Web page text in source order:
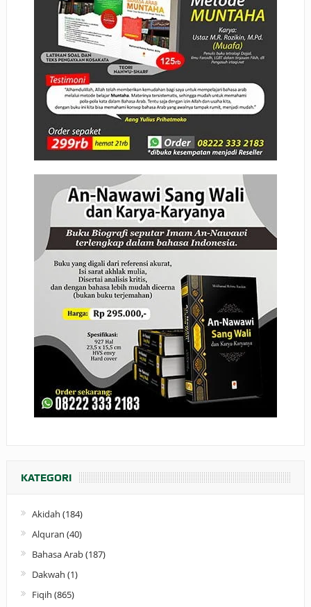
KATEGORI
Akidah (184)
Alquran (40)
Bahasa Arab(187)
Dakwah (1)
Fiqih (865)